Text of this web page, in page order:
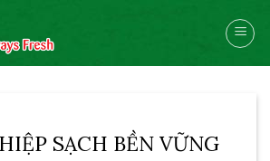
SẠCH BỀN VỮNG